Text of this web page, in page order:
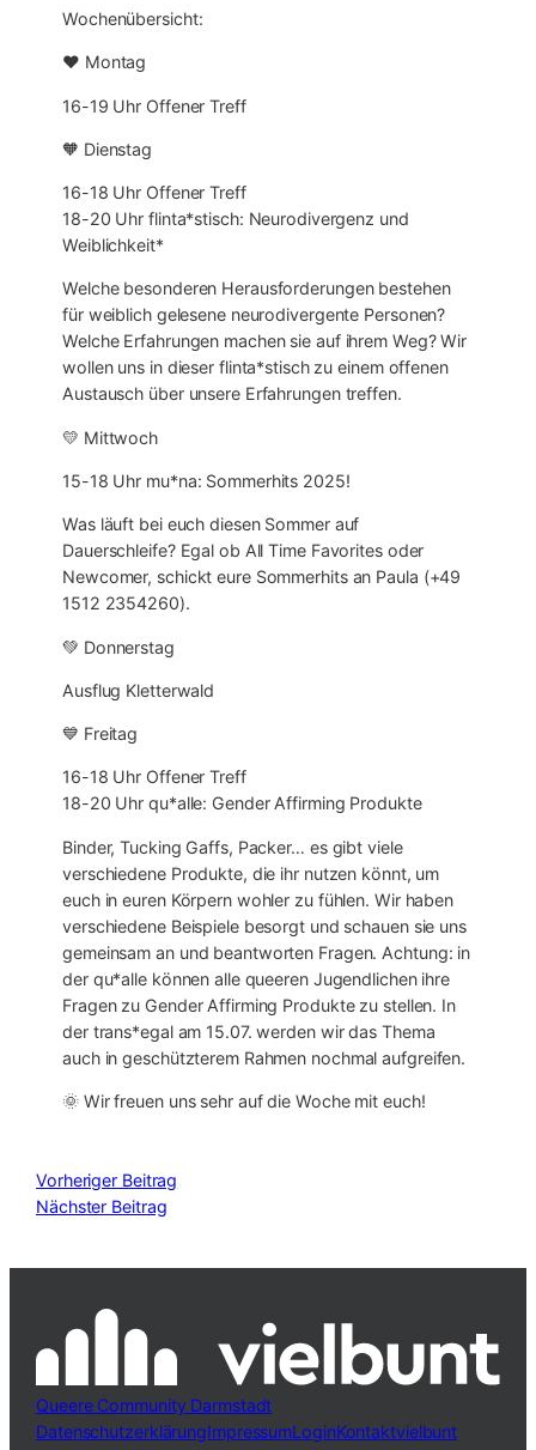
Wochenübersicht:
❤ Montag
16-19 Uhr Offener Treff
🧡 Dienstag
16-18 Uhr Offener Treff
18-20 Uhr flinta*stisch: Neurodivergenz und
Weiblichkeit*
Welche besonderen Herausforderungen bestehen
für weiblich gelesene neurodivergente Personen?
Welche Erfahrungen machen sie auf ihrem Weg? Wir
wollen uns in dieser flinta*stisch zu einem offenen
Austausch über unsere Erfahrungen treffen.
💛 Mittwoch
15-18 Uhr mu*na: Sommerhits 2025!
Was läuft bei euch diesen Sommer auf
Dauerschleife? Egal ob All Time Favorites oder
Newcomer, schickt eure Sommerhits an Paula (+49
1512 2354260).
💚 Donnerstag
Ausflug Kletterwald
💙 Freitag
16-18 Uhr Offener Treff
18-20 Uhr qu*alle: Gender Affirming Produkte
Binder, Tucking Gaffs, Packer… es gibt viele
verschiedene Produkte, die ihr nutzen könnt, um
euch in euren Körpern wohler zu fühlen. Wir haben
verschiedene Beispiele besorgt und schauen sie uns
gemeinsam an und beantworten Fragen. Achtung: in
der qu*alle können alle queeren Jugendlichen ihre
Fragen zu Gender Affirming Produkte zu stellen. In
der trans*egal am 15.07. werden wir das Thema
auch in geschützterem Rahmen nochmal aufgreifen.
🌞 Wir freuen uns sehr auf die Woche mit euch!
Vorheriger Beitrag
Nächster Beitrag
Queere Community Darmstadt
DatenschutzerklärungImpressumLoginKontaktvielbunt